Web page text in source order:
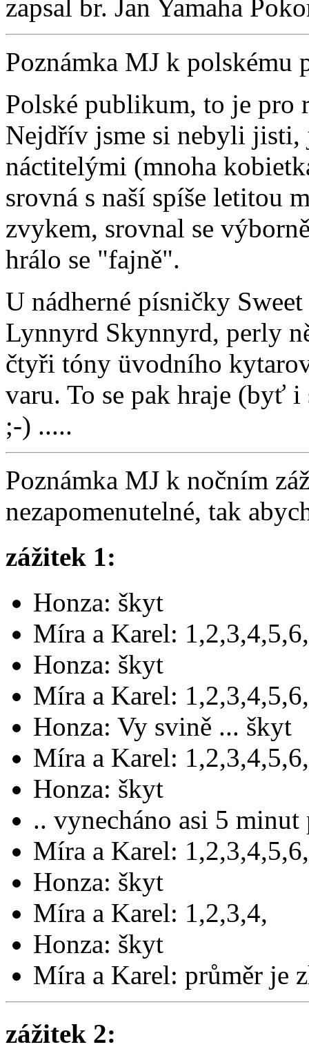
zapsal br. Jan Yamaha
Poznámka MJ k polskému
Polské publikum, to je pro
Nejdřív jsme si nebyli jisti,
náctitelými (mnoha
srovná s naší spíše letitou
zvykem, srovnal se
hrálo se "fajně".
U nádherné písničky
Lynnyrd Skynnyrd, perly
čtyři tóny üvodního
varu. To se pak hraje (byť
;-) .....
Poznámka MJ k nočním
nezapomenutelné, tak
zážitek 1:
Honza: škyt
Míra a Karel:
Honza: škyt
Míra a Karel:
Honza: Vy svině ... škyt
Míra a Karel:
Honza: škyt
.. vynecháno asi 5
Míra a Karel:
Honza: škyt
Míra a Karel: 1,2,3,4,
Honza: škyt
Míra a Karel: průměr je
zážitek 2: